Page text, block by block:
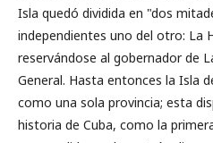
Isla quedó dividida en "dos
independientes uno del otro: La
reservándose al gobernador de
General. Hasta entonces la Isla
como una sola provincia; esta
historia de Cuba, como la